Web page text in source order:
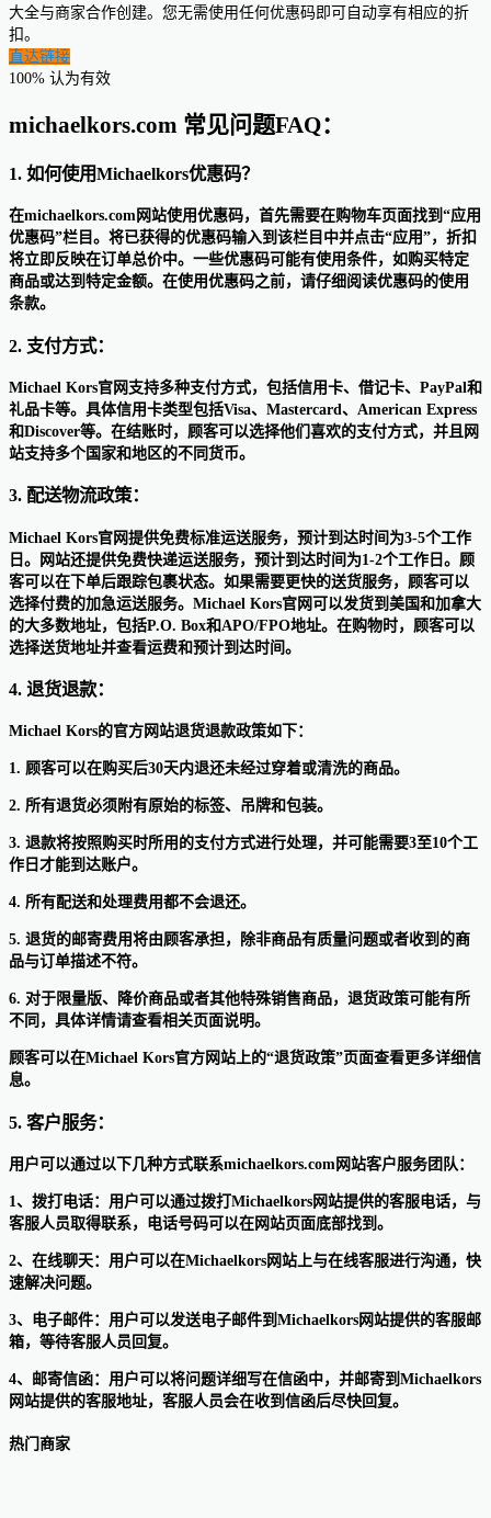
大全与商家合作创建。您无需使用任何优惠码即可自动享有相应的折
扣。
直达链接
100% 认为有效
michaelkors.com 常见问题FAQ：
1. 如何使用Michaelkors优惠码？
在michaelkors.com网站使用优惠码，首先需要在购物车页面找到“应用
优惠码”栏目。将已获得的优惠码输入到该栏目中并点击“应用”，折扣
将立即反映在订单总价中。一些优惠码可能有使用条件，如购买特定
商品或达到特定金额。在使用优惠码之前，请仔细阅读优惠码的使用
条款。
2. 支付方式：
Michael Kors官网支持多种支付方式，包括信用卡、借记卡、PayPal和
礼品卡等。具体信用卡类型包括Visa、Mastercard、American Express
和Discover等。在结账时，顾客可以选择他们喜欢的支付方式，并且网
站支持多个国家和地区的不同货币。
3. 配送物流政策：
Michael Kors官网提供免费标准运送服务，预计到达时间为3-5个工作
日。网站还提供免费快递运送服务，预计到达时间为1-2个工作日。顾
客可以在下单后跟踪包裹状态。如果需要更快的送货服务，顾客可以
选择付费的加急运送服务。Michael Kors官网可以发货到美国和加拿大
的大多数地址，包括P.O. Box和APO/FPO地址。在购物时，顾客可以
选择送货地址并查看运费和预计到达时间。
4. 退货退款：
Michael Kors的官方网站退货退款政策如下：
1. 顾客可以在购买后30天内退还未经过穿着或清洗的商品。
2. 所有退货必须附有原始的标签、吊牌和包装。
3. 退款将按照购买时所用的支付方式进行处理，并可能需要3至10个工
作日才能到达账户。
4. 所有配送和处理费用都不会退还。
5. 退货的邮寄费用将由顾客承担，除非商品有质量问题或者收到的商
品与订单描述不符。
6. 对于限量版、降价商品或者其他特殊销售商品，退货政策可能有所
不同，具体详情请查看相关页面说明。
顾客可以在Michael Kors官方网站上的“退货政策”页面查看更多详细信
息。
5. 客户服务：
用户可以通过以下几种方式联系michaelkors.com网站客户服务团队：
1、拨打电话：用户可以通过拨打Michaelkors网站提供的客服电话，与
客服人员取得联系，电话号码可以在网站页面底部找到。
2、在线聊天：用户可以在Michaelkors网站上与在线客服进行沟通，快
速解决问题。
3、电子邮件：用户可以发送电子邮件到Michaelkors网站提供的客服邮
箱，等待客服人员回复。
4、邮寄信函：用户可以将问题详细写在信函中，并邮寄到Michaelkors
网站提供的客服地址，客服人员会在收到信函后尽快回复。
热门商家